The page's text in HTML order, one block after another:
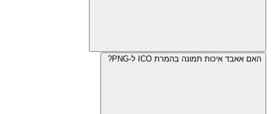
האם אאבד איכות תמונה בהמרת ICO ל-PNG?